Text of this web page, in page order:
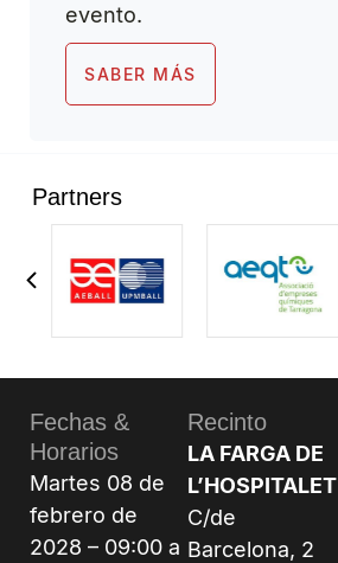
evento.
SABER MÁS
Partners
Fechas &
Horarios
Martes 08 de
febrero de
2028 – 09:00 a
Recinto
LA FARGA DE
L’HOSPITALET
C/de
Barcelona, 2